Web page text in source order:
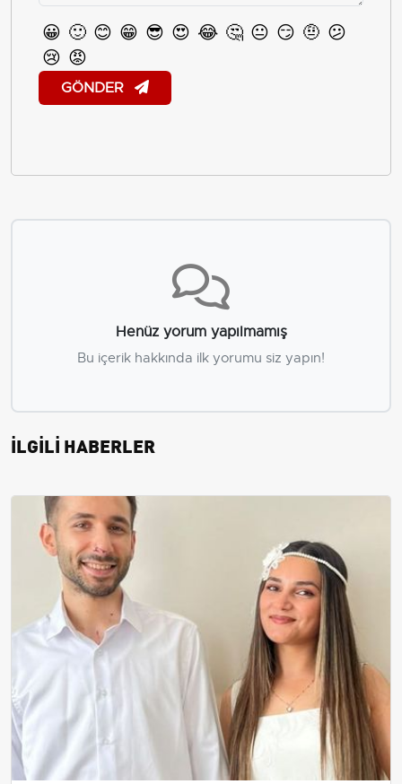
😀 🙂 😊 😁 😎 😍 😂 🤔 😐 😏 🤨 😕
😢 😡
GÖNDER
Henüz yorum yapılmamış
Bu içerik hakkında ilk yorumu siz yapın!
İLGİLİ HABERLER